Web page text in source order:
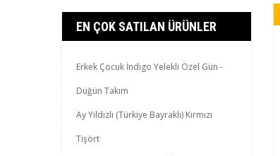
EN ÇOK SATILAN ÜRÜNLER
Erkek Çocuk İndigo Yelekli Özel Gün -
Düğün Takım
Ay Yıldızlı (Türkiye Bayraklı) Kırmızı
Tişört